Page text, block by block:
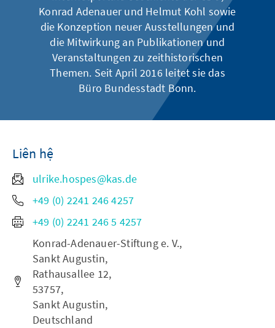
Konrad Adenauer und Helmut Kohl sowie
die Konzeption neuer Ausstellungen und
die Mitwirkung an Publikationen und
Veranstaltungen zu zeithistorischen
Themen. Seit April 2016 leitet sie das
Büro Bundesstadt Bonn.
Liên hệ
ulrike.hospes@kas.de
+49 (0) 2241 246 4257
+49 (0) 2241 246 5 4257
Konrad-Adenauer-Stiftung e. V.,
Sankt Augustin,
Rathausallee 12,
53757,
Sankt Augustin,
Deutschland